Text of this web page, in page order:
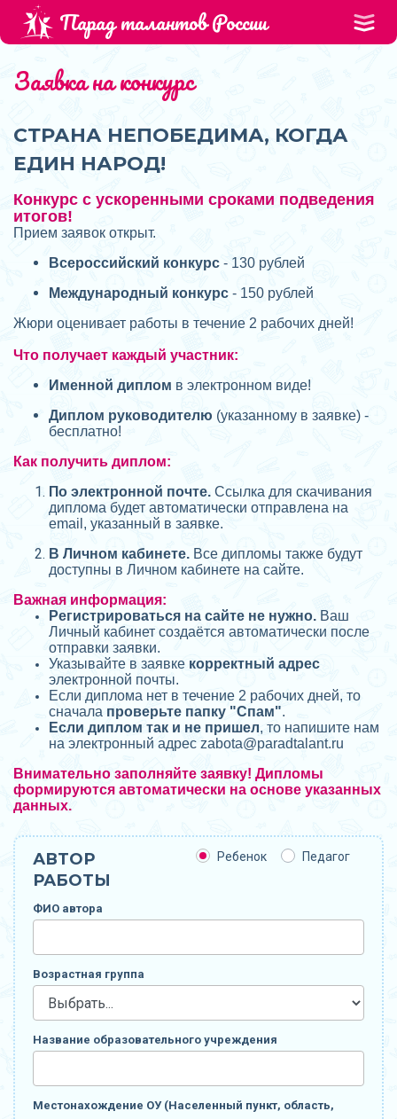
Парад талантов России
Заявка на конкурс
СТРАНА НЕПОБЕДИМА, КОГДА
ЕДИН НАРОД!
Конкурс с ускоренными сроками подведения
итогов!
Прием заявок открыт.
Всероссийский конкурс - 130 рублей
Международный конкурс - 150 рублей
Жюри оценивает работы в течение 2 рабочих дней!
Что получает каждый участник:
Именной диплом в электронном виде!
Диплом руководителю (указанному в заявке) -
бесплатно!
Как получить диплом:
По электронной почте. Ссылка для скачивания
диплома будет автоматически отправлена на
email, указанный в заявке.
В Личном кабинете. Все дипломы также будут
доступны в Личном кабинете на сайте.
Важная информация:
Регистрироваться на сайте не нужно. Ваш
Личный кабинет создаётся автоматически после
отправки заявки.
Указывайте в заявке корректный адрес
электронной почты.
Если диплома нет в течение 2 рабочих дней, то
сначала проверьте папку "Спам".
Если диплом так и не пришел, то напишите нам
на электронный адрес zabota@paradtalant.ru
Внимательно заполняйте заявку! Дипломы
формируются автоматически на основе указанных
данных.
АВТОР
РАБОТЫ
Ребенок Педагог
ФИО автора
Возрастная группа
Название образовательного учреждения
Местонахождение ОУ (Населенный пункт, область,